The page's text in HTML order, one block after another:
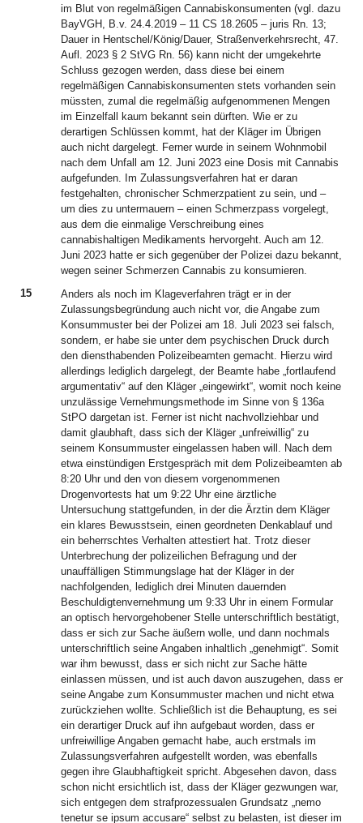
im Blut von regelmäßigen Cannabiskonsumenten (vgl. dazu
BayVGH, B.v. 24.4.2019 – 11 CS 18.2605 – juris Rn. 13;
Dauer in Hentschel/König/Dauer, Straßenverkehrsrecht, 47.
Aufl. 2023 § 2 StVG Rn. 56) kann nicht der umgekehrte
Schluss gezogen werden, dass diese bei einem
regelmäßigen Cannabiskonsumenten stets vorhanden sein
müssten, zumal die regelmäßig aufgenommenen Mengen
im Einzelfall kaum bekannt sein dürften. Wie er zu
derartigen Schlüssen kommt, hat der Kläger im Übrigen
auch nicht dargelegt. Ferner wurde in seinem Wohnmobil
nach dem Unfall am 12. Juni 2023 eine Dosis mit Cannabis
aufgefunden. Im Zulassungsverfahren hat er daran
festgehalten, chronischer Schmerzpatient zu sein, und –
um dies zu untermauern – einen Schmerzpass vorgelegt,
aus dem die einmalige Verschreibung eines
cannabishaltigen Medikaments hervorgeht. Auch am 12.
Juni 2023 hatte er sich gegenüber der Polizei dazu bekannt,
wegen seiner Schmerzen Cannabis zu konsumieren.
15
Anders als noch im Klageverfahren trägt er in der
Zulassungsbegründung auch nicht vor, die Angabe zum
Konsummuster bei der Polizei am 18. Juli 2023 sei falsch,
sondern, er habe sie unter dem psychischen Druck durch
den diensthabenden Polizeibeamten gemacht. Hierzu wird
allerdings lediglich dargelegt, der Beamte habe „fortlaufend
argumentativ“ auf den Kläger „eingewirkt“, womit noch keine
unzulässige Vernehmungsmethode im Sinne von § 136a
StPO dargetan ist. Ferner ist nicht nachvollziehbar und
damit glaubhaft, dass sich der Kläger „unfreiwillig“ zu
seinem Konsummuster eingelassen haben will. Nach dem
etwa einstündigen Erstgespräch mit dem Polizeibeamten ab
8:20 Uhr und den von diesem vorgenommenen
Drogenvortests hat um 9:22 Uhr eine ärztliche
Untersuchung stattgefunden, in der die Ärztin dem Kläger
ein klares Bewusstsein, einen geordneten Denkablauf und
ein beherrschtes Verhalten attestiert hat. Trotz dieser
Unterbrechung der polizeilichen Befragung und der
unauffälligen Stimmungslage hat der Kläger in der
nachfolgenden, lediglich drei Minuten dauernden
Beschuldigtenvernehmung um 9:33 Uhr in einem Formular
an optisch hervorgehobener Stelle unterschriftlich bestätigt,
dass er sich zur Sache äußern wolle, und dann nochmals
unterschriftlich seine Angaben inhaltlich „genehmigt“. Somit
war ihm bewusst, dass er sich nicht zur Sache hätte
einlassen müssen, und ist auch davon auszugehen, dass er
seine Angabe zum Konsummuster machen und nicht etwa
zurückziehen wollte. Schließlich ist die Behauptung, es sei
ein derartiger Druck auf ihn aufgebaut worden, dass er
unfreiwillige Angaben gemacht habe, auch erstmals im
Zulassungsverfahren aufgestellt worden, was ebenfalls
gegen ihre Glaubhaftigkeit spricht. Abgesehen davon, dass
schon nicht ersichtlich ist, dass der Kläger gezwungen war,
sich entgegen dem strafprozessualen Grundsatz „nemo
tenetur se ipsum accusare“ selbst zu belasten, ist dieser im